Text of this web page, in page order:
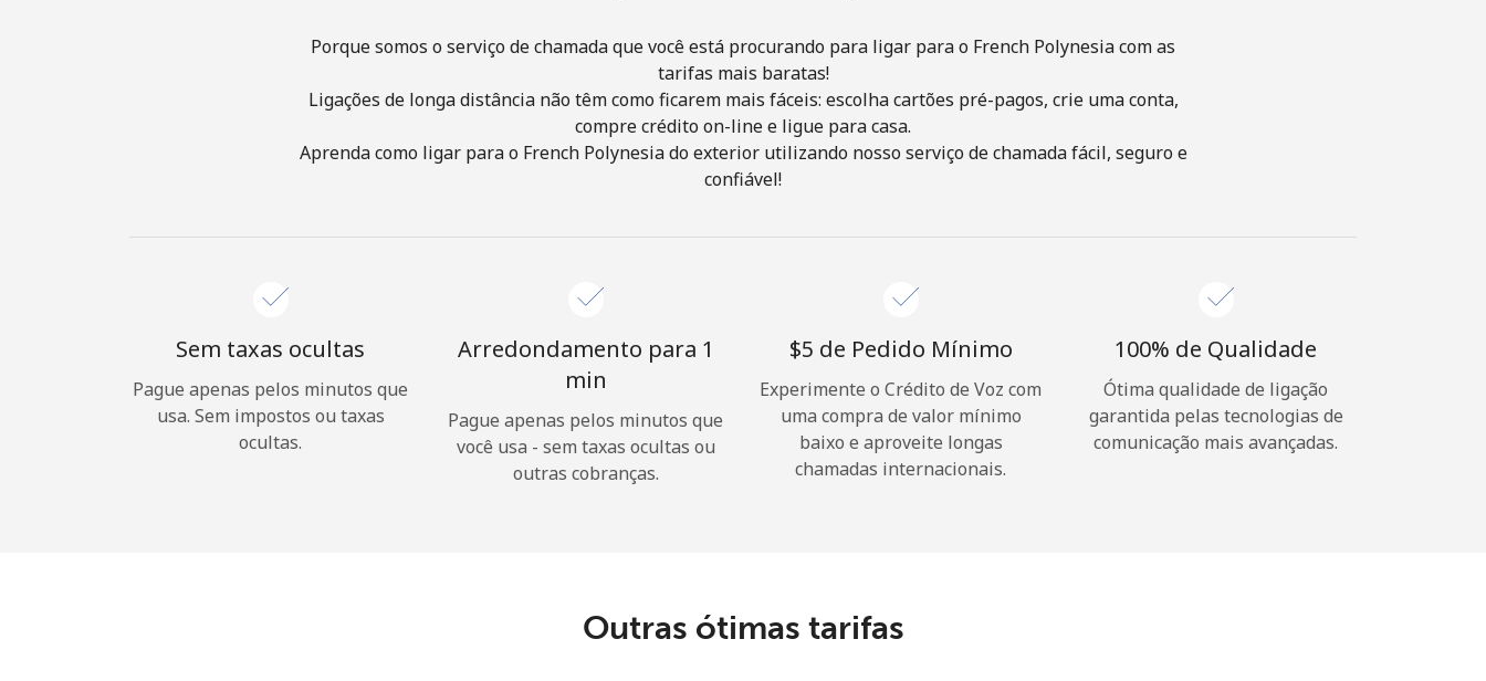
Olá!
Esqueceu sua senha? →
Continuar com
Porque somos o serviço de chamada que você está procurando para ligar para o French Polynesia com as
tarifas mais baratas!
Ligações de longa distância não têm como ficarem mais fáceis: escolha cartões pré-pagos, crie uma conta,
compre crédito on-line e ligue para casa.
Aprenda como ligar para o French Polynesia do exterior utilizando nosso serviço de chamada fácil, seguro e
confiável!
Sem taxas ocultas
Pague apenas pelos minutos que
usa. Sem impostos ou taxas
ocultas.
Arredondamento para 1
min
Pague apenas pelos minutos que
você usa - sem taxas ocultas ou
outras cobranças.
⁦$5⁩ de Pedido Mínimo
Experimente o Crédito de Voz com
uma compra de valor mínimo
baixo e aproveite longas
chamadas internacionais.
100% de Qualidade
Ótima qualidade de ligação
garantida pelas tecnologias de
comunicação mais avançadas.
Outras ótimas tarifas